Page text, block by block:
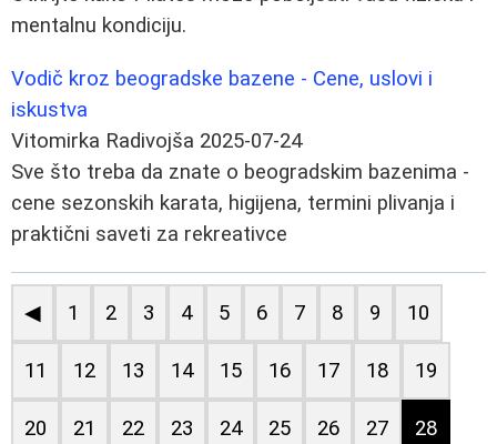
mentalnu kondiciju.
Vodič kroz beogradske bazene - Cene, uslovi i
iskustva
Vitomirka Radivojša 2025-07-24
Sve što treba da znate o beogradskim bazenima -
cene sezonskih karata, higijena, termini plivanja i
praktični saveti za rekreativce
◀ 1 2 3 4 5 6 7 8 9 10
11 12 13 14 15 16 17 18 19
20 21 22 23 24 25 26 27 28